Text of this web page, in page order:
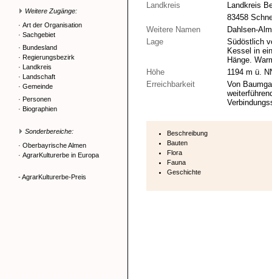
Weitere Zugänge:
· Art der Organisation
· Sachgebiet
· Bundesland
· Regierungsbezirk
· Landkreis
· Landschaft
· Gemeinde
· Personen
· Biographien
Sonderbereiche:
· Oberbayrische Almen
· AgrarKulturerbe in Europa
- AgrarKulturerbe-Preis
Landkreis
Landkreis
83458
Weitere Namen
Dahlsen-Alm
Lage
Südöstlich
Kessel in
Hänge.
Höhe
1194 m ü.
Erreichbarkeit
Von
Beschreibung
Bauten
Flora
Fauna
Geschichte